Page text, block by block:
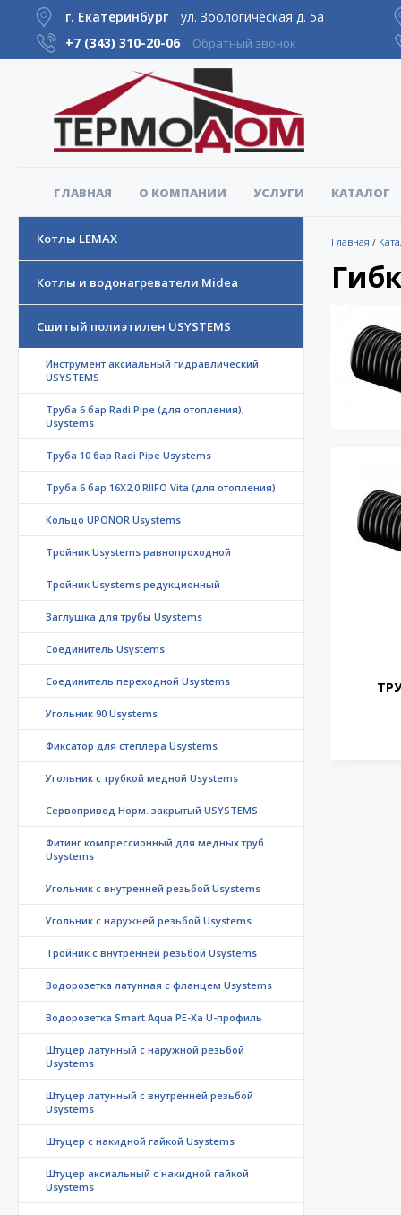
г. Екатеринбург
ул. Зоологическая д. 5а
+7 (343) 310-20-06 Обратный звонок
ГЛАВНАЯ О КОМПАНИИ УСЛУГИ КАТАЛОГ
Котлы LEMAX
Котлы и водонагреватели Midea
Сшитый полиэтилен USYSTEMS
Инструмент аксиальный гидравлический
USYSTEMS
Труба 6 бар Radi Pipe (для отопления),
Usystems
Труба 10 бар Radi Pipe Usystems
Труба 6 бар 16X2,0 RIIFO Vita (для отопления)
Кольцо UPONOR Usystems
Тройник Usystems равнопроходной
Тройник Usystems редукционный
Заглушка для трубы Usystems
Соединитель Usystems
Соединитель переходной Usystems
Угольник 90 Usystems
Фиксатор для степлера Usystems
Угольник с трубкой медной Usystems
Сервопривод Норм. закрытый USYSTEMS
Фитинг компрессионный для медных труб
Usystems
Угольник с внутренней резьбой Usystems
Угольник с наружней резьбой Usystems
Тройник с внутренней резьбой Usystems
Водорозетка латунная с фланцем Usystems
Водорозетка Smart Aqua PE-Xa U-профиль
Штуцер латунный с наружной резьбой
Usystems
Штуцер латунный с внутренней резьбой
Usystems
Штуцер с накидной гайкой Usystems
Штуцер аксиальный с накидной гайкой
Usystems
Главная /